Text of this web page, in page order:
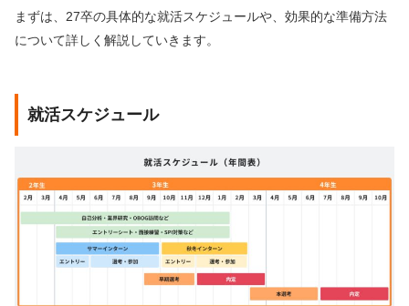
まずは、27卒の具体的な就活スケジュールや、効果的な準備方法
について詳しく解説していきます。
就活スケジュール